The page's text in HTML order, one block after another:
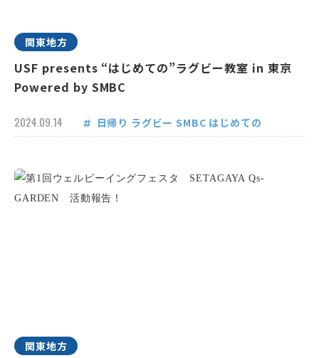
関東地方
USF presents “はじめての”ラグビー教室 in 東京
Powered by SMBC
2024.09.14 日帰り ラグビー SMBC はじめての
関東地方